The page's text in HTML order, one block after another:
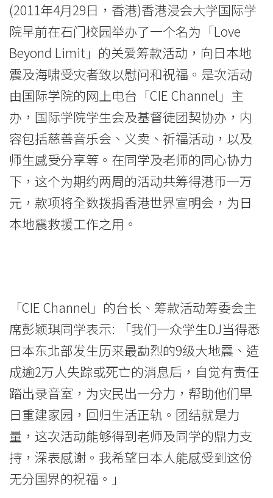
爱
<br/>
浸
大
国
际
学
院
师
现
Love
Beyond
Limit
学
院
(2011年4月29日，香港)香港浸会大学国际学
院早前在石门校园举办了一个名为「Love
Beyond Limit」的关爱筹款活动，向日本地
震及海啸受灾者致以慰问和祝福。是次活动
由国际学院的网上电台「CIE Channel」主
办，国际学院学生会及基督徒团契协办，内
容包括慈善音乐会、义卖、祈福活动，以及
师生感受分享等。在同学及老师的同心协力
下，这个为期约两周的活动共筹得港币一万
元，款项将全数拨捐香港世界宣明会，为日
本地震救援工作之用。
「CIE Channel」的台长、筹款活动筹委会主
席彭颖琪同学表示: 「我们一众学生DJ当得悉
日本东北部发生历来最勐烈的9级大地震、造
成逾2万人失踪或死亡的消息后，自觉有责任
踏出录音室，为灾民出一分力，帮助他们早
日重建家园，回归生活正轨。团结就是力
量，这次活动能够得到老师及同学的鼎力支
持，深表感谢。我希望日本人能感受到这份
无分国界的祝福。」